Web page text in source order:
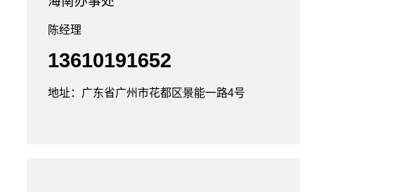
陈经理
13610191652
地址：广东省广州市花都区景能一路4号